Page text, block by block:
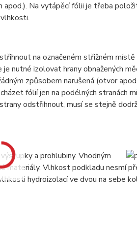
Na vytápěcí fólii je třeba
na označeném střižném
nutné izolovat hrany obnažených
způsobem narušená (otvor
fólií jen na podélných stranách
odstřihnout, musí se stejně
a prohlubiny. Vhodným
materiály. Vlhkost podkladu nesmí
hydroizolací ve dvou na sebe